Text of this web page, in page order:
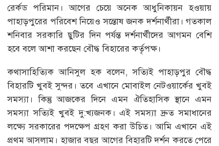
রের্কড পরিমান। আগের চেয়ে অনেক আধুনিকায়ন হওয়ায়
পাহাড়পুরের পরিবেশ নিয়েও সন্তোষ জনক দর্শনার্থীরা। গতকাল
শনিবার সরকারি ছুটির দিন পর্যন্ত দর্শনার্থীদের আগমন বেশি
হবে বলে আশা করছেন বৌদ্ধ বিহারের কর্তৃপক্ষ।
কথাসাহিত্যিক আনিসুল হক বলেন, সত্যিই পাহাড়পুর বৌদ্ধ
বিহারটি খুবই সুন্দর। তবে এখানে মোবাইল নেটওয়ার্কের খুবই
সমস্যা। কিন্তু আজকের দিনে এমন ঐতিহাসিক স্থানে এমন
সমস্যা সত্যিই খুবই দু:খ্যজনক। এই সমস্যা দ্রুত সমাধানের
লক্ষ্যে সরকারের পদক্ষেপ গ্রহণ করা উচিত। আমি এখানে এই
প্রথম আসলাম। হাজার বছর আগের বিহারটি দর্শন করতে পেরে